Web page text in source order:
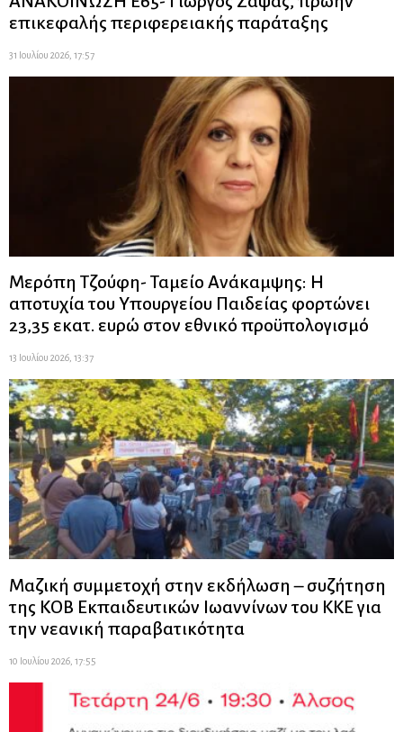
επικεφαλής περιφερειακής παράταξης
31 Ιουλίου 2026, 17:57
Μερόπη Τζούφη- Ταμείο Ανάκαμψης: Η
αποτυχία του Υπουργείου Παιδείας φορτώνει
23,35 εκατ. ευρώ στον εθνικό προϋπολογισμό
13 Ιουλίου 2026, 13:37
Μαζική συμμετοχή στην εκδήλωση – συζήτηση
της ΚΟΒ Εκπαιδευτικών Ιωαννίνων του ΚΚΕ για
την νεανική παραβατικότητα
10 Ιουλίου 2026, 17:55